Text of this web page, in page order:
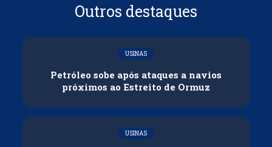
Outros destaques
USINAS
Petróleo sobe após ataques a navios
próximos ao Estreito de Ormuz
USINAS